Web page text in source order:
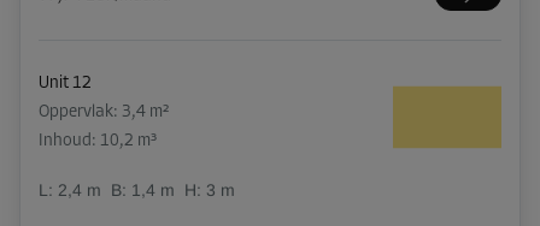
Unit 12
Oppervlak: 3,4 m²
Inhoud: 10,2 m³
L: 2,4 m B: 1,4 m H: 3 m